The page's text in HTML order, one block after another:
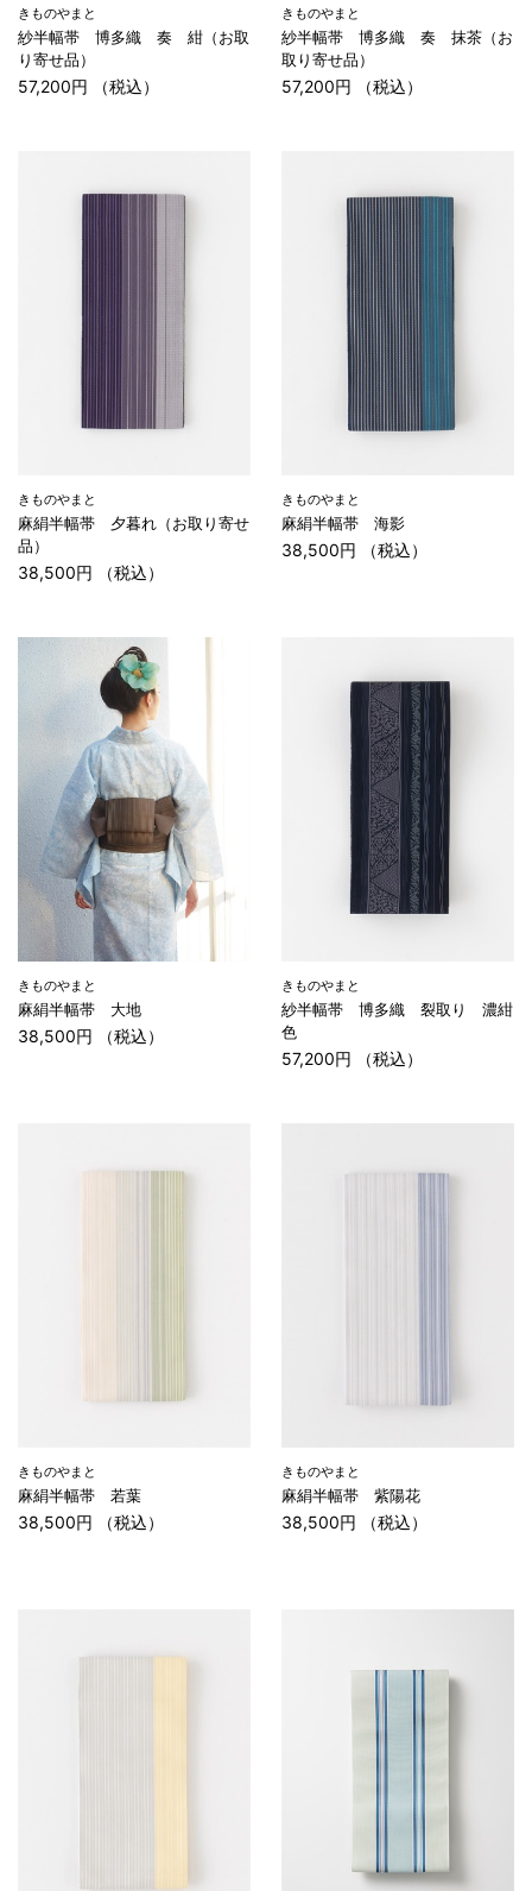
きものやまと
紗半幅帯 博多織 奏 紺（お取
り寄せ品）
57,200円 （税込）
きものやまと
紗半幅帯 博多織 奏 抹茶（お
取り寄せ品）
57,200円 （税込）
きものやまと
麻絹半幅帯 夕暮れ（お取り寄せ
品）
38,500円 （税込）
きものやまと
麻絹半幅帯 海影
38,500円 （税込）
きものやまと
麻絹半幅帯 大地
38,500円 （税込）
きものやまと
紗半幅帯 博多織 裂取り 濃紺
色
57,200円 （税込）
きものやまと
麻絹半幅帯 若葉
38,500円 （税込）
きものやまと
麻絹半幅帯 紫陽花
38,500円 （税込）